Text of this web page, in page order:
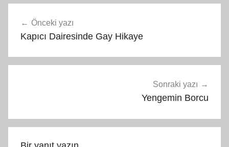
gezinmesi
Önceki yazı
Kapıcı Dairesinde Gay Hikaye
Sonraki yazı
Yengemin Borcu